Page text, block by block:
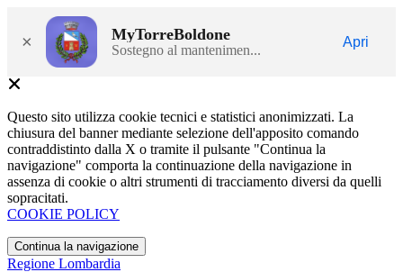
× MyTorreBoldone
Sostegno al mantenimen...
Apri
Questo sito utilizza cookie tecnici e statistici anonimizzati. La
chiusura del banner mediante selezione dell'apposito comando
contraddistinto dalla X o tramite il pulsante "Continua la
navigazione" comporta la continuazione della navigazione in
assenza di cookie o altri strumenti di tracciamento diversi da quelli
sopracitati.
COOKIE POLICY
Continua la navigazione
Regione Lombardia